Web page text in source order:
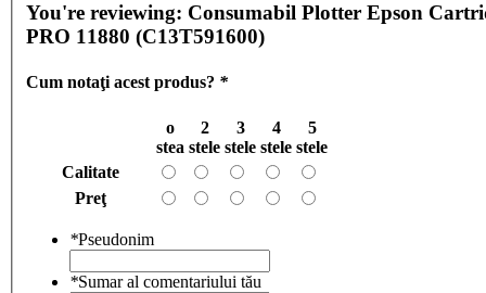
You're reviewing: Consumabil Plotter Epson
PRO 11880 (C13T591600)
Cum notaţi acest produs? *
o
stea
2
stele
3
stele
4
stele
5
stele
Calitate
Preţ
*Pseudonim
*Sumar al comentariului tău